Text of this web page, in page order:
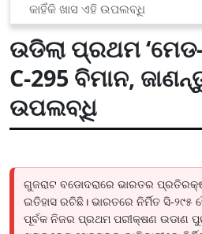
କାହିଁକି ଖାସ ଏହି ଉପଲବ୍ଧି
ଉଡିଲା ପ୍ରଥମ
C-295 ବିମାନ,
ଉପଲବ୍ଧି
ଗୁଜରାଟ ବଡୋଦରାରେ ଭାରତର
ଇତିହାସ ରଚିଛି। ଭାରତରେ ନିର୍ମିତ ସି-୨୯୫
ପୂର୍ବକ ନିଜର ପ୍ରଥମ ପରୀକ୍ଷଣ ଉଡାଣ